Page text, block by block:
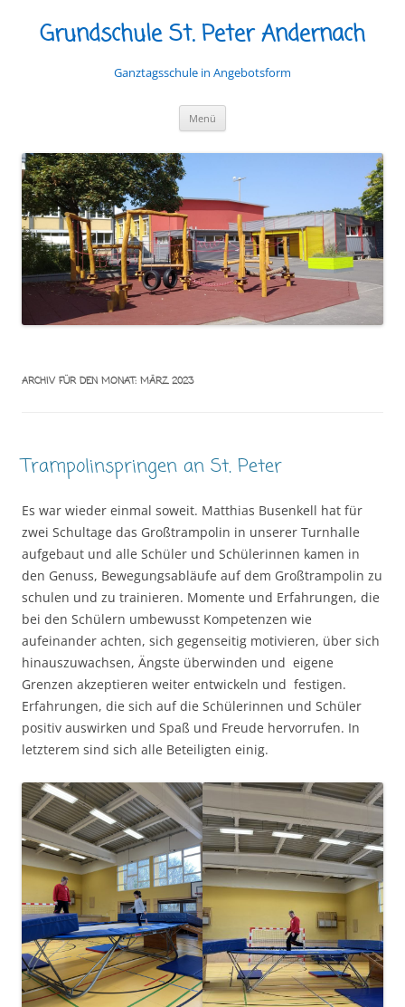
Grundschule St. Peter Andernach
Ganztagsschule in Angebotsform
Menü
ARCHIV FÜR DEN MONAT: MÄRZ 2023
Trampolinspringen an St. Peter
Es war wieder einmal soweit. Matthias Busenkell hat für
zwei Schultage das Großtrampolin in unserer Turnhalle
aufgebaut und alle Schüler und Schülerinnen kamen in
den Genuss, Bewegungsabläufe auf dem Großtrampolin zu
schulen und zu trainieren. Momente und Erfahrungen, die
bei den Schülern umbewusst Kompetenzen wie
aufeinander achten, sich gegenseitig motivieren, über sich
hinauszuwachsen, Ängste überwinden und eigene
Grenzen akzeptieren weiter entwickeln und festigen.
Erfahrungen, die sich auf die Schülerinnen und Schüler
positiv auswirken und Spaß und Freude hervorrufen. In
letzterem sind sich alle Beteiligten einig.